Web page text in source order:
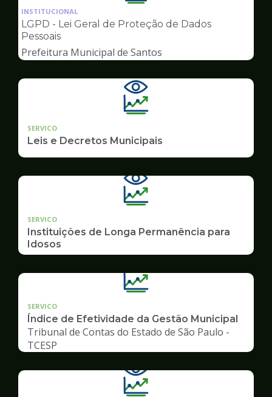
da
pagina
Transparência
INSTITUCIONAL
LGPD - Lei Geral de Proteção de Dados
Pessoais
Prefeitura Municipal de Santos
SERVICO
Leis e Decretos Municipais
SERVICO
Instituições de Longa Permanência para
Idosos
SERVICO
Índice de Efetividade da Gestão Municipal
Tribunal de Contas do Estado de São Paulo -
TCESP